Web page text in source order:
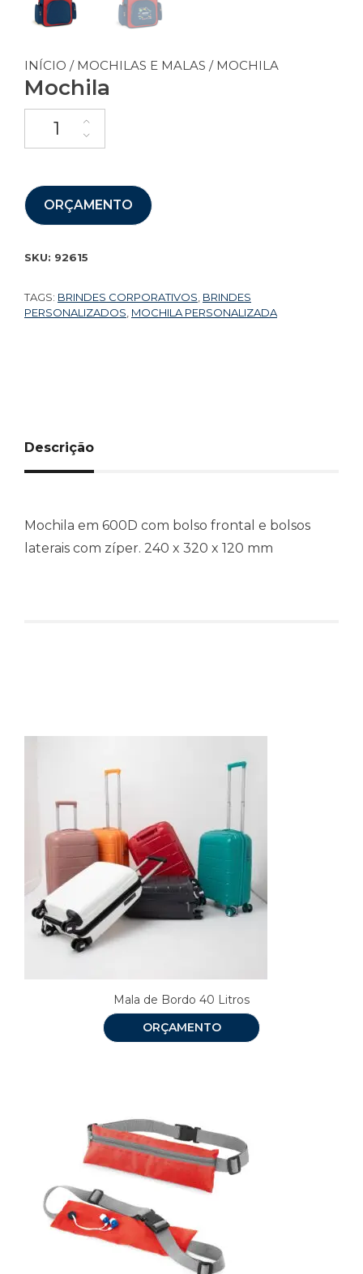
INÍCIO / MOCHILAS E MALAS / MOCHILA
Mochila
ORÇAMENTO
SKU: 92615
TAGS: BRINDES CORPORATIVOS BRINDES
PERSONALIZADOS MOCHILA PERSONALIZADA
Descrição
Mochila em 600D com bolso frontal e bolsos
laterais com zíper. 240 x 320 x 120 mm
Mala de Bordo 40 Litros
ORÇAMENTO